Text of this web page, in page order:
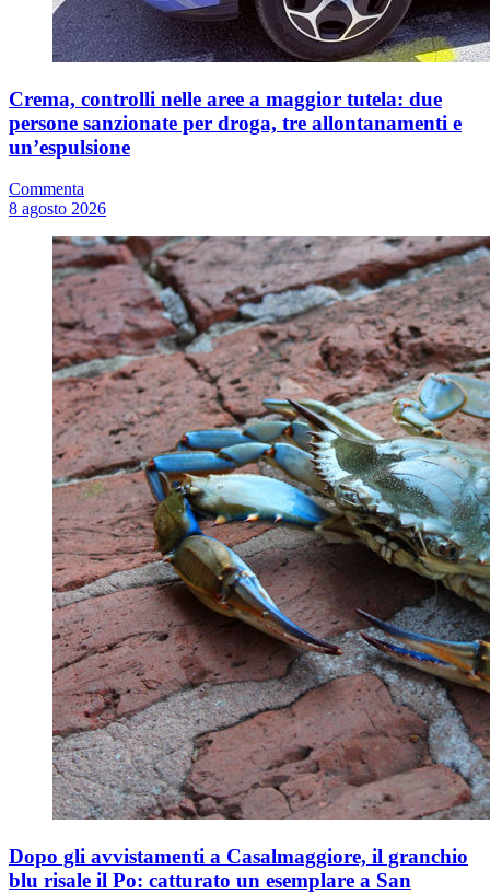
Crema, controlli nelle aree a maggior tutela: due
persone sanzionate per droga, tre allontanamenti e
un’espulsione
Commenta
8 agosto 2026
Dopo gli avvistamenti a Casalmaggiore, il granchio
blu risale il Po: catturato un esemplare a San